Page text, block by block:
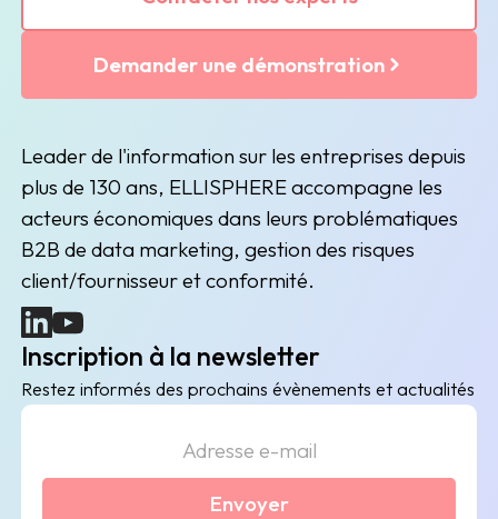
Demander une démonstration
Leader de l'information sur les entreprises depuis
plus de 130 ans, ELLISPHERE accompagne les
acteurs économiques dans leurs problématiques
B2B de data marketing, gestion des risques
client/fournisseur et conformité.
(nouvelle fenêtre)
(nouvelle fenêtre)
Inscription à la newsletter
Restez informés des prochains évènements et actualités
Envoyer